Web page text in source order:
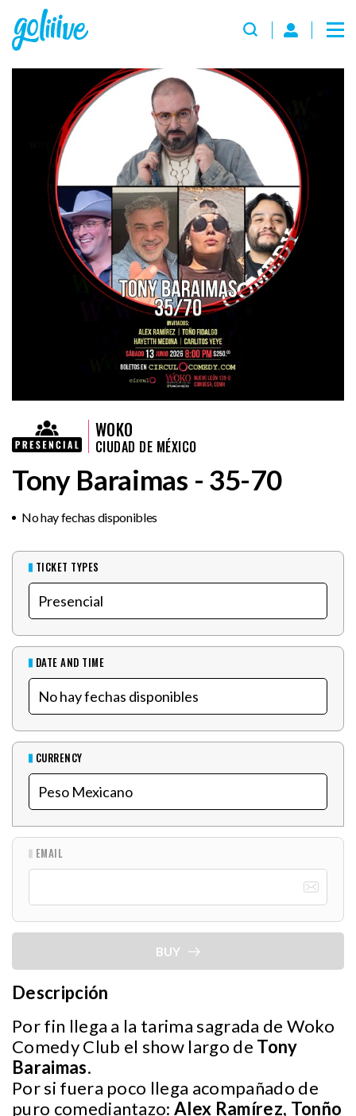
WOKO
CIUDAD DE MÉXICO
Tony Baraimas - 35-70
No hay fechas disponibles
TICKET TYPES
DATE AND TIME
CURRENCY
EMAIL
BUY
Descripción
Por fin llega a la tarima sagrada de Woko
Comedy Club el show largo de Tony
Baraimas.
Por si fuera poco llega acompañado de
puro comediantazo:Alex Ramírez, Tonño